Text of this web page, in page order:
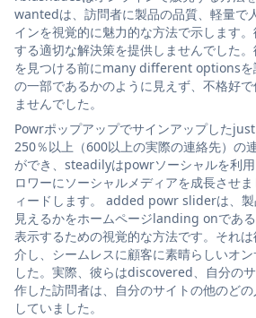
wantedは、訪問者に製品の品質、軽量で
インを視覚的に魅力的な方法で示します
する適切な解決策を提供しませんでした
を見つける前にmany different optionsを
の一部であるかのように見えず、不格好
ませんでした。
Powrポップアップでサインアップした
250％以上（600以上の実際の連絡先）の
ができ、steadilyはpowrソーシャルを利
ロワーにソーシャルメディアを成長させ
ィードします。 added powr sliderは、
見えるかをホームページlanding onであ
表示するための視覚的な方法です。それ
介し、シームレスに顧客に素晴らしいオ
した。実際、彼らはdiscovered、自分の
作した訪問者は、自分のサイトの他のど
していました。